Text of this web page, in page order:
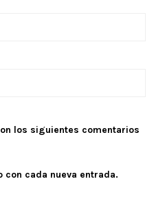
los siguientes comentarios
cada nueva entrada.